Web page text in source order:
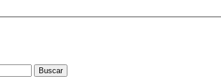
Buscar